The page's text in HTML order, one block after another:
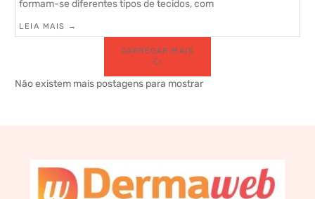
formam-se diferentes tipos de tecidos, com
LEIA MAIS →
CARREGAR MAIS
Não existem mais postagens para mostrar